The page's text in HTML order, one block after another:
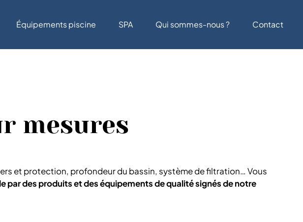
Équipements piscine SPA Qui sommes-nous ? Contact
mesures
et protection, profondeur du bassin, système de filtration… Vous
par des produits et des équipements de qualité signés de notre